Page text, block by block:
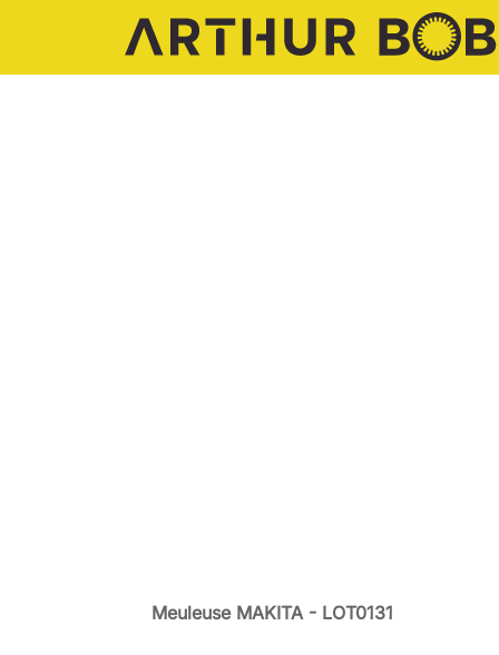
Meuleuse MAKITA - LOT0131